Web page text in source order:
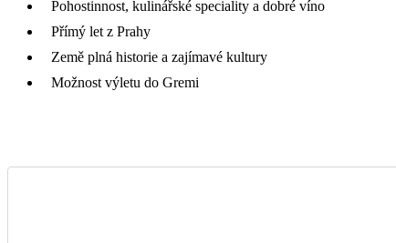
Pohostinnost, kulinářské speciality a dobré víno
Přímý let z Prahy
Země plná historie a zajímavé kultury
Možnost výletu do Gremi